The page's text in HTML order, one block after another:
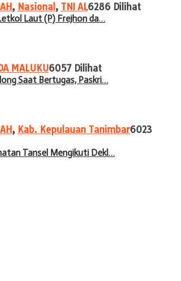
, Nasional , TNI AL6286 Dilihat
Laut (P) Frejhon da…
MALUKU6057 Dilihat
Saat Bertugas, Paskri…
, Kab. Kepulauan Tanimbar6023
Tansel Mengikuti Dekl…